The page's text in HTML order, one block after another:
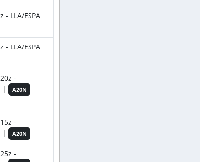
- LLA/ESPA
- LLA/ESPA
-
|
A20N
-
|
A20N
-